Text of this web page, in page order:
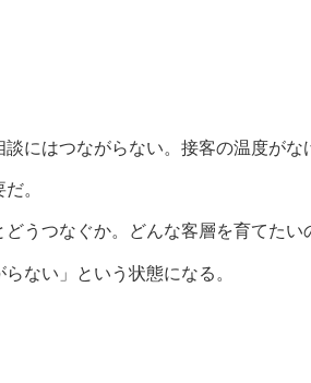
にはつながらない。接客の温度がな
。
うつなぐか。どんな客層を育てたい
ない」という状態になる。